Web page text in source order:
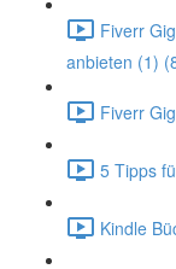
Fiverr
anbieten (1)
Fiverr
5 Tipps
Kindle